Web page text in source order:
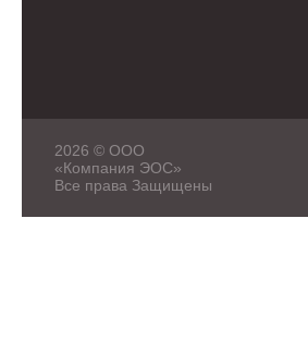
2026 © ООО
«Компания ЭОС»
Все права Защищены